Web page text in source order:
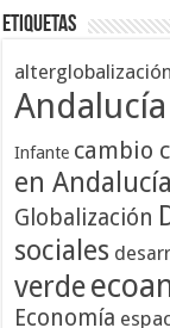
Etiquetas
alterglobalización
Andalucía
Infante cambio
en Andalucía
Globalización
sociales
verde
Economía